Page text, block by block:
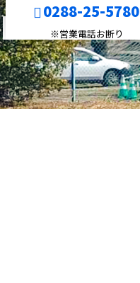
0288-25-5780
※営業電話お断り
メールフォーム
BLOG